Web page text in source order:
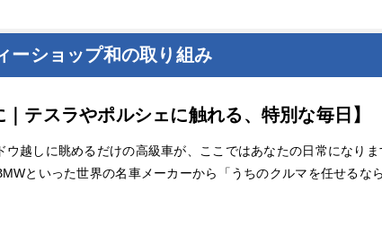
ーショップ和の取り組み
｜テスラやポルシェに触れる、特別な毎日】
ウ越しに眺めるだけの高級車が、ここではあなたの日常になりま
といった世界の名車メーカーから「うちのクルマを任せるな